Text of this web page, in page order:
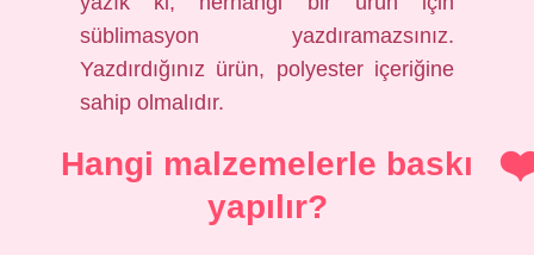
süblimasyon yazdıramazsınız.
Yazdırdığınız ürün, polyester içeriğine
sahip olmalıdır.
Hangi malzemelerle baskı
yapılır?